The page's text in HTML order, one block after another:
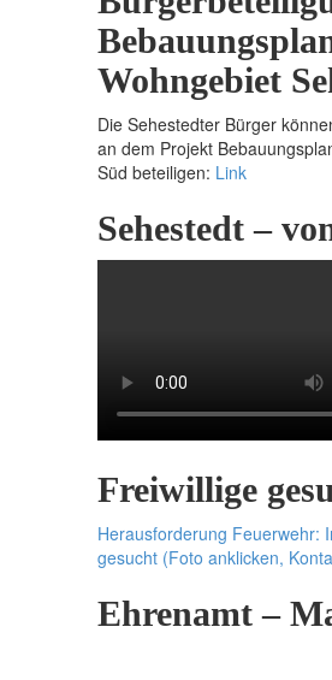
Wohngebiet
Die Sehestedter Bürger
an dem Projekt
Süd beteiligen: Link
Sehestedt –
Freiwillige
Herausforderung Feuerwehr:
gesucht (Foto anklicken,
Ehrenamt –